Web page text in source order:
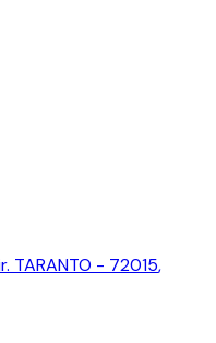
TARANTO - 72015,